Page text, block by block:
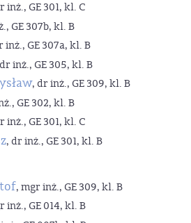
inż., GE 301, kl. C
GE 307b, kl. B
inż., GE 307a, kl. B
inż., GE 305, kl. B
, dr inż., GE 309, kl. B
GE 302, kl. B
inż., GE 301, kl. C
, dr inż., GE 301, kl. B
, mgr inż., GE 309, kl. B
inż., GE 014, kl. B